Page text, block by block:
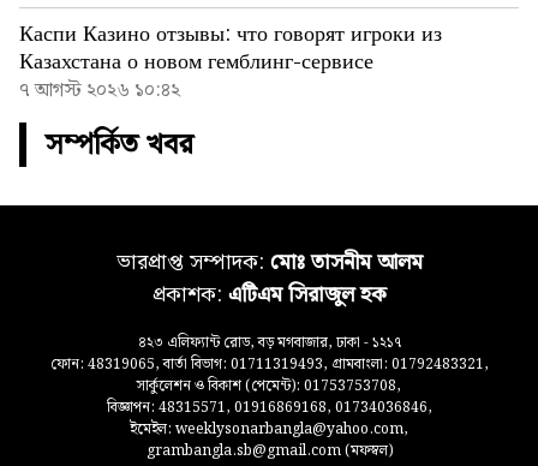
Каспи Казино отзывы: что говорят игроки из
Казахстана о новом гемблинг-сервисе
৭ আগস্ট ২০২৬ ১০:৪২
সম্পর্কিত খবর
ভারপ্রাপ্ত সম্পাদক: মোঃ তাসনীম আলম
প্রকাশক: এটিএম সিরাজুল হক
৪২৩ এলিফ্যান্ট রোড, বড় মগবাজার, ঢাকা - ১২১৭
ফোন: 48319065, বার্তা বিভাগ: 01711319493, গ্রামবাংলা: 01792483321,
সার্কুলেশন ও বিকাশ (পেমেন্ট): 01753753708,
বিজ্ঞাপন: 48315571, 01916869168, 01734036846,
ইমেইল: weeklysonarbangla@yahoo.com,
grambangla.sb@gmail.com (মফস্বল)